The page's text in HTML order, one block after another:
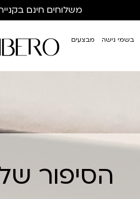
משלוחים חינם בקנייה
בשמי נישה מבצעים
הסיפור